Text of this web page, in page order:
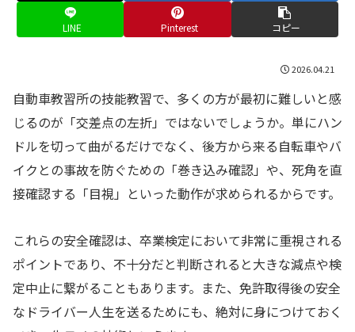
LINE Pinterest コピー
2026.04.21
自動車教習所の技能教習で、多くの方が最初に難しいと感
じるのが「交差点の左折」ではないでしょうか。単にハン
ドルを切って曲がるだけでなく、後方から来る自転車やバ
イクとの事故を防ぐための「巻き込み確認」や、死角を直
接確認する「目視」といった動作が求められるからです。
これらの安全確認は、卒業検定において非常に重視される
ポイントであり、不十分だと判断されると大きな減点や検
定中止に繋がることもあります。また、免許取得後の安全
なドライバー人生を送るためにも、絶対に身につけておく